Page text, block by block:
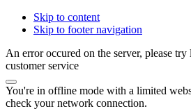
Skip to content
Skip to footer navigation
An error occured on the server, please try
customer service
You're in offline mode with a limited
check your network connection.